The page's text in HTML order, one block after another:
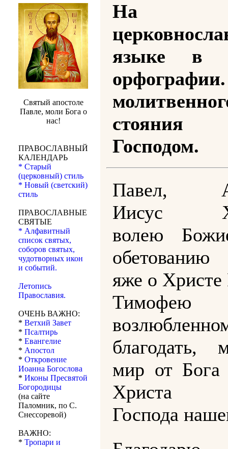
Святый апостоле
Павле, моли Бога о
нас!
ПРАВОСЛАВНЫЙ
КАЛЕНДАРЬ
* Старый
(церковный) стиль
* Новый (светский)
стиль
ПРАВОСЛАВНЫЕ
СВЯТЫЕ
* Алфавитный
список святых,
соборов святых,
чудотворных икон
и событий.
Летопись
Православия.
ОЧЕНЬ ВАЖНО:
* Ветхий Завет
* Псалтирь
* Евангелие
* Апостол
* Откровение
Иоанна Богослова
* Иконы Пресвятой
Богородицы
(на сайте
Паломник, по С.
Снессоревой)
ВАЖНО:
* Тропари и
На
языке в
Господом.
Павел,
Иисус
волею
яже о Христе
Тимофею
благодать,
мир от
Христа
Господа